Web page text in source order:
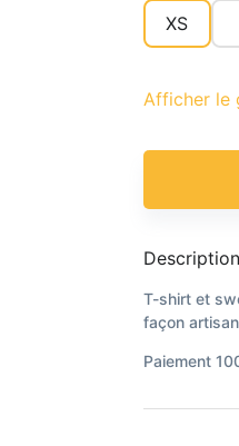
XS
Afficher le
Description
T-shirt et
façon
Paiement